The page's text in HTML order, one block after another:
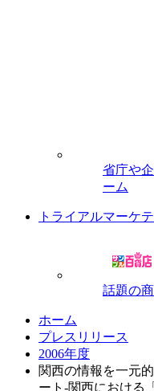
省庁や
ーム
トライアルマーケ
話題の
ホーム
プレスリリース
2006年度
関西の情報を一元
ート-関西における